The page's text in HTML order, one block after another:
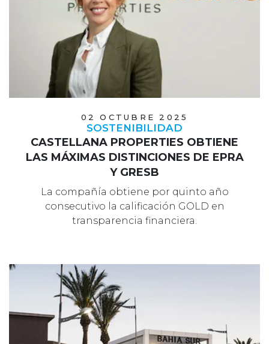
02 OCTUBRE 2025
SOSTENIBILIDAD
CASTELLANA PROPERTIES OBTIENE
LAS MÁXIMAS DISTINCIONES DE EPRA
Y GRESB
La compañía obtiene por quinto año
consecutivo la calificación GOLD en
transparencia financiera.